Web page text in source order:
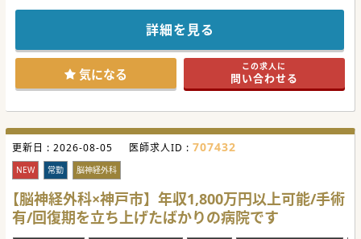
詳細を見る
気になる この求人に
問い合わせる
更新日 : 2026-08-05 医師求人ID : 707432
NEW 常勤 脳神経外科
【脳神経外科×神戸市】年収1,800万円以上可能/手術
有/回復期を立ち上げたばかりの病院です